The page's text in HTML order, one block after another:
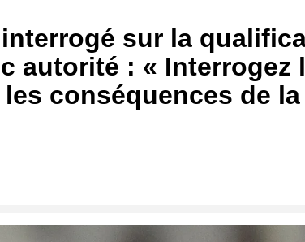
sur la
autorité : « Interrogez
conséquences de la